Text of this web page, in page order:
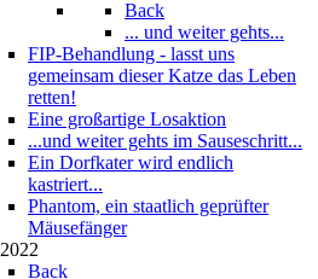
Back
... und weiter gehts...
FIP-Behandlung - lasst uns
gemeinsam dieser Katze das Leben
retten!
Eine großartige Losaktion
...und weiter gehts im Sauseschritt...
Ein Dorfkater wird endlich
kastriert...
Phantom, ein staatlich geprüfter
Mäusefänger
Back